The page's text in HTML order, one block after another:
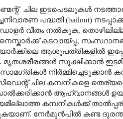
ചില ഇടപെടലുകൾ
പദ്ധതി (bailout)
ഡോളർ വീതം നൽകുക,
കടവായ്പ്പ,
ആശുപത്രികളിൽ
മൃതശരീരങ്ങൾ സൂക്ഷിക്കാൻ
നിർമ്മിച്ചെടുക്കാൻ
ചില കമ്പനികളെ
ആഹ്വാനങ്ങൾ
കമ്പനികൾക്ക്
നേർമുൻപിൽ കണ്ട